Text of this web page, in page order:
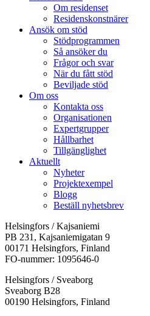
Om residenset
Residenskonstnärer
Ansök om stöd
Stödprogrammen
Så ansöker du
Frågor och svar
När du fått stöd
Beviljade stöd
Om oss
Kontakta oss
Organisationen
Expertgrupper
Hållbarhet
Tillgänglighet
Aktuellt
Nyheter
Projektexempel
Blogg
Beställ nyhetsbrev
Helsingfors / Kajsaniemi
PB 231, Kajsaniemigatan 9
00171 Helsingfors, Finland
FO-nummer: 1095646-0
Helsingfors / Sveaborg
Sveaborg B28
00190 Helsingfors, Finland